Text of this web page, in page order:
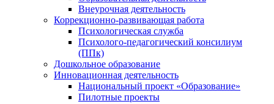
Внеурочная деятельность
Коррекционно-развивающая работа
Психологическая служба
Психолого-педагогический консилиум
(ППк)
Дошкольное образование
Инновационная деятельность
Национальный проект «Образование»
Пилотные проекты